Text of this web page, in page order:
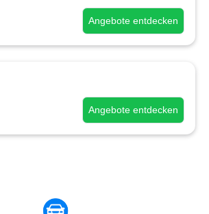
Angebote entdecken
Angebote entdecken